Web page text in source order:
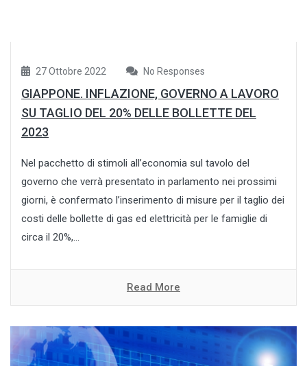
27 Ottobre 2022 No Responses
GIAPPONE. INFLAZIONE, GOVERNO A LAVORO
SU TAGLIO DEL 20% DELLE BOLLETTE DEL
2023
Nel pacchetto di stimoli all’economia sul tavolo del
governo che verrà presentato in parlamento nei prossimi
giorni, è confermato l’inserimento di misure per il taglio dei
costi delle bollette di gas ed elettricità per le famiglie di
circa il 20%,...
Read More